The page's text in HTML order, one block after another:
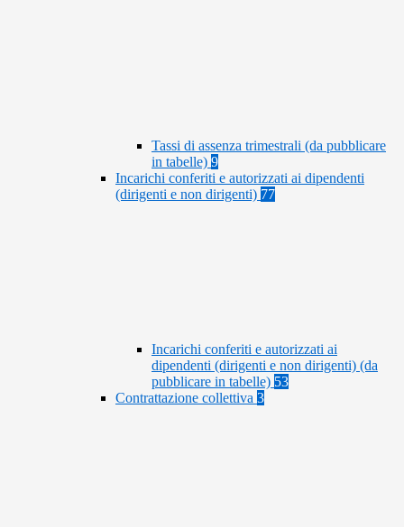
Tassi di assenza trimestrali (da pubblicare
in tabelle) 9
Incarichi conferiti e autorizzati ai dipendenti
(dirigenti e non dirigenti) 77
Incarichi conferiti e autorizzati ai
dipendenti (dirigenti e non dirigenti) (da
pubblicare in tabelle) 53
Contrattazione collettiva 3